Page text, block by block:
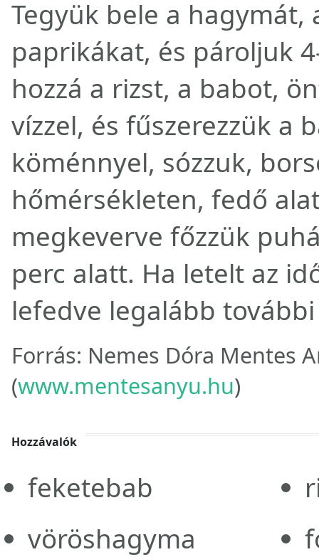
Tegyük bele a hagymát,
paprikákat, és pároljuk
hozzá a rizst, a babot,
vízzel, és fűszerezzük a
köménnyel, sózzuk,
hőmérsékleten, fedő
megkeverve főzzük
perc alatt. Ha letelt az
lefedve legalább
Forrás: Nemes Dóra Mentes
(www.mentesanyu.hu)
Hozzávalók
feketebab
vöröshagyma